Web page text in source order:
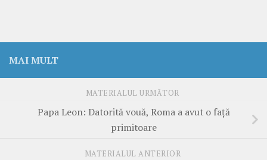
MAI MULT
MATERIALUL URMĂTOR
Papa Leon: Datorită vouă, Roma a avut o față
primitoare
MATERIALUL ANTERIOR